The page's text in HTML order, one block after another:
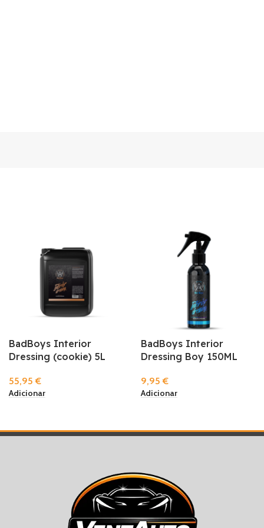
BadBoys Interior
Dressing (cookie) 5L
55,95€
Adicionar
BadBoys Interior
Dressing Boy 150ML
9,95€
Adicionar